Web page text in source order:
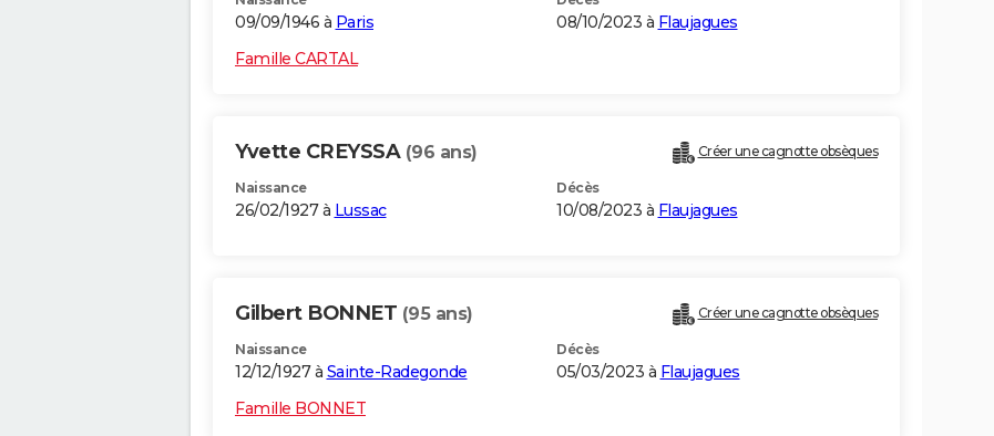
09/09/1946 à Paris 08/10/2023 à Flaujagues
Famille CARTAL
Yvette CREYSSA (96 ans) Créer une cagnotte obsèques
Naissance
26/02/1927 à Lussac
Décès
10/08/2023 à Flaujagues
Gilbert BONNET (95 ans) Créer une cagnotte obsèques
Naissance
12/12/1927 à Sainte-Radegonde
Décès
05/03/2023 à Flaujagues
Famille BONNET